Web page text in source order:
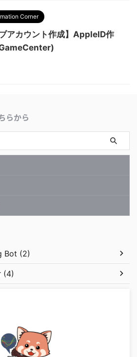
Corner
ブアカウント作成】AppleID作
らから
Bot (2)
(4)